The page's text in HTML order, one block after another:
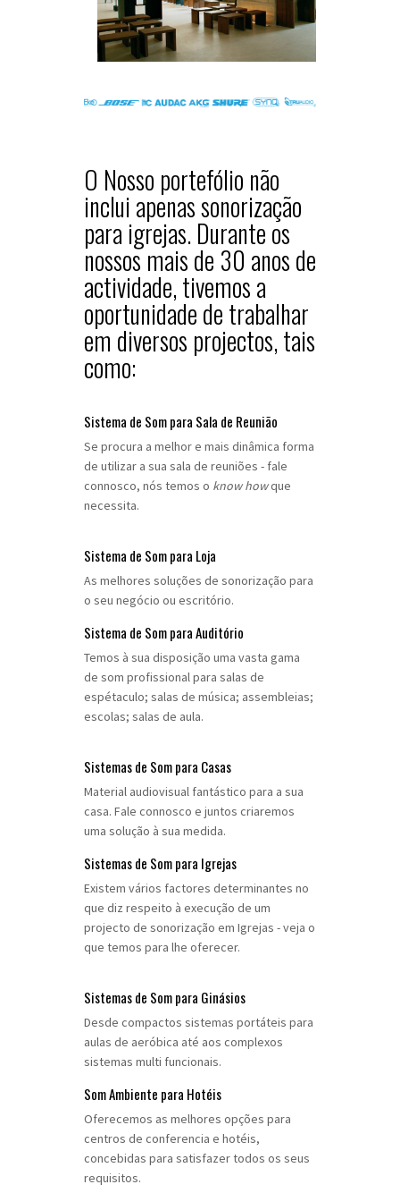
O Nosso portefólio não
inclui apenas sonorização
para igrejas. Durante os
nossos mais de 30 anos de
actividade, tivemos a
oportunidade de trabalhar
em diversos projectos, tais
como:
Sistema de Som para Sala de Reunião
Se procura a melhor e mais dinâmica forma
de utilizar a sua sala de reuniões - fale
connosco, nós temos o know howque
necessita.
Sistema de Som para Loja
As melhores soluções de sonorização para
o seu negócio ou escritório.
Sistema de Som para Auditório
Temos à sua disposição uma vasta gama
de som profissional para salas de
espétaculo; salas de música; assembleias;
escolas; salas de aula.
Sistemas de Som para Casas
Material audiovisual fantástico para a sua
casa. Fale connosco e juntos criaremos
uma solução à sua medida.
Sistemas de Som para Igrejas
Existem vários factores determinantes no
que diz respeito à execução de um
projecto de sonorização em Igrejas - veja o
que temos para lhe oferecer.
Sistemas de Som para Ginásios
Desde compactos sistemas portáteis para
aulas de aeróbica até aos complexos
sistemas multi funcionais.
Som Ambiente para Hotéis
Oferecemos as melhores opções para
centros de conferencia e hotéis,
concebidas para satisfazer todos os seus
requisitos.